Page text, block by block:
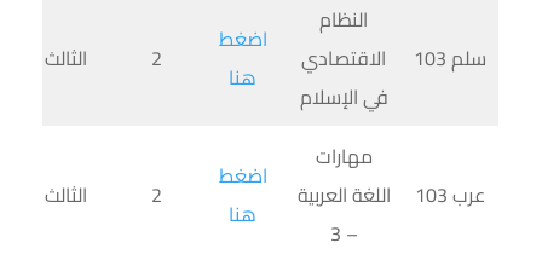
سلم 103
النظام
الاقتصادي
في الإسلام
اضغط
هنا
2 الثالث
عرب 103
مهارات
اللغة العربية
– 3
اضغط
هنا
2 الثالث